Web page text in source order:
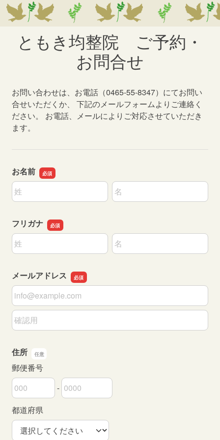
ともき均整院 ご予約・
お問合せ
お問い合わせは、お電話（0465-55-8347）にてお問い
合せいただくか、 下記のメールフォームよりご連絡く
ださい。 お電話、メールによりご対応させていただき
ます。
お名前
名前の姓
名前の名
フリガナ
名前の姓
名前の名
メールアドレス
メールアドレス
メールアドレスの確認用
住所
郵便番号
郵便番号の上3桁
-
郵便番号の下4桁
都道府県